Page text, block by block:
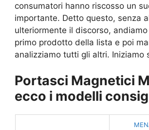
consumatori hanno riscosso un
importante. Detto questo, senza
ulteriormente il discorso,
primo prodotto della lista e poi
analizziamo tutti gli altri. Iniziamo
Portasci Magnetici
ecco i modelli